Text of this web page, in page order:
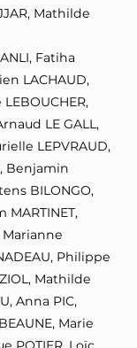
Mathilde
Fatiha
LACHAUD,
LE GALL,
LEPVRAUD,
Benjamin
BILONGO,
MARTINET,
Marianne
Philippe
Mathilde
Anna PIC,
Marie